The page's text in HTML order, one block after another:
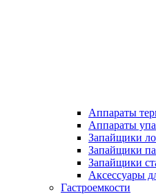
Аппараты
Аппараты
Запайщики
Запайщики
Запайщики
Аксессуары
Гастроемкости